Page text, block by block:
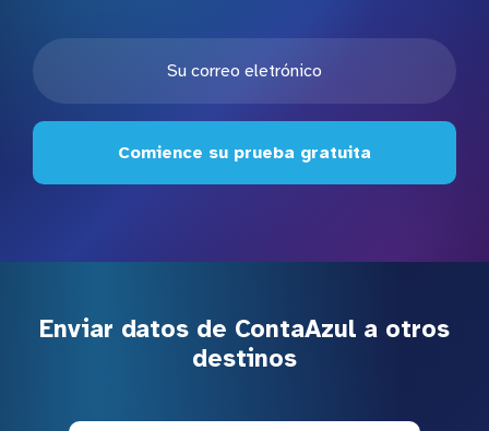
Comience su prueba gratuita
Enviar datos de ContaAzul a otros
destinos